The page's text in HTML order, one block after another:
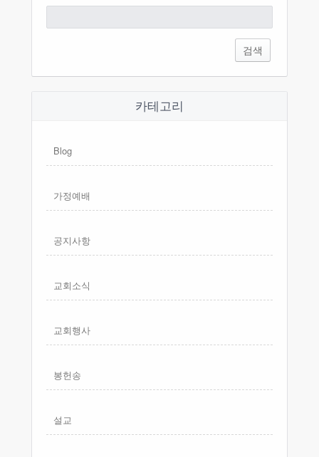
색:
카테고리
Blog
가정예배
공지사항
교회소식
교회행사
봉헌송
설교